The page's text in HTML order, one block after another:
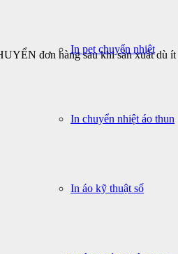
In pet chuyển nhiệt
In chuyển nhiệt áo thun
In áo kỹ thuật số
đơn hàng sau khi sản xuất dù